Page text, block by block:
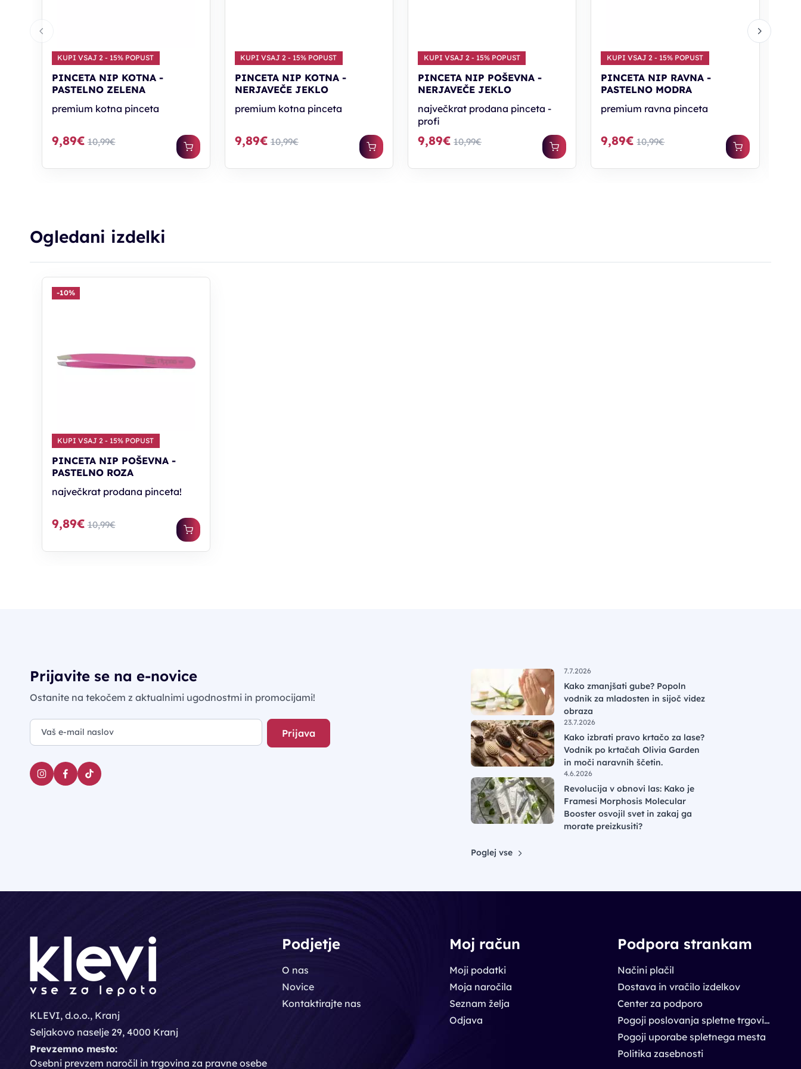
KUPI VSAJ 2 - 15% POPUST
PINCETA NIP KOTNA -
PASTELNO ZELENA
premium kotna pinceta
9,89€ 10,99€
KUPI VSAJ 2 - 15% POPUST
PINCETA NIP KOTNA -
NERJAVEČE JEKLO
premium kotna pinceta
9,89€ 10,99€
KUPI VSAJ 2 - 15% POPUST
PINCETA NIP POŠEVNA -
NERJAVEČE JEKLO
največkrat prodana pinceta -
profi
9,89€ 10,99€
KUPI VSAJ 2 - 15% POPUST
PINCETA NIP RAVNA -
PASTELNO MODRA
premium ravna pinceta
9,89€ 10,99€
Ogledani izdelki
KUPI VSAJ 2 - 15% POPUST
-10%
PINCETA NIP POŠEVNA -
PASTELNO ROZA
največkrat prodana pinceta!
9,89€ 10,99€
Prijavite se na e-novice
Ostanite na tekočem z aktualnimi ugodnostmi in promocijami!
Prijava
7.7.2026
Kako zmanjšati gube? Popoln
vodnik za mladosten in sijoč videz
obraza
23.7.2026
Kako izbrati pravo krtačo za lase?
Vodnik po krtačah Olivia Garden
in moči naravnih ščetin.
4.6.2026
Revolucija v obnovi las: Kako je
Framesi Morphosis Molecular
Booster osvojil svet in zakaj ga
morate preizkusiti?
Poglej vse
KLEVI, d.o.o., Kranj
Seljakovo naselje 29, 4000 Kranj
Prevzemno mesto:
Osebni prevzem naročil in trgovina za pravne osebe
Podjetje
O nas
Novice
Kontaktirajte nas
Moj račun
Moji podatki
Moja naročila
Seznam želja
Odjava
Podpora strankam
Načini plačil
Dostava in vračilo izdelkov
Center za podporo
Pogoji poslovanja spletne trgovine
Pogoji uporabe spletnega mesta
Politika zasebnosti